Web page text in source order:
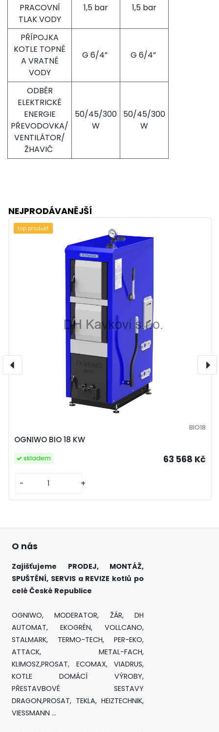
PRACOVNÍ
TLAK VODY
1,5 bar 1,5 bar
PŘÍPOJKA
KOTLE TOPNÉ
A VRATNÉ
VODY
G 6/4” G 6/4”
ODBĚR
ELEKTRICKÉ
ENERGIE
PŘEVODOVKA/
VENTILÁTOR/
ŽHAVIČ
50/45/300
W
50/45/300
W
NEJPRODÁVANĚJŠÍ
OGNIWO BIO 18 KW
BIO18
63 568 Kč
- +
skladem
top produkt
O nás
Zajišťujeme PRODEJ, MONTÁŽ,
SPUŠTĚNÍ, SERVIS a REVIZE kotlů po
celé České Republice
OGNIWO, MODERATOR, ŽÁR, DH
AUTOMAT, EKOGRÉN, VOLLCANO,
STALMARK, TERMO-TECH, PER-EKO,
ATTACK, METAL-FACH,
KLIMOSZ,PROSAT, ECOMAX, VIADRUS,
KOTLE DOMÁCÍ VÝROBY,
PŘESTAVBOVÉ SESTAVY
DRAGON,PROSAT, TEKLA, HEIZTECHNIK,
VIESSMANN ...